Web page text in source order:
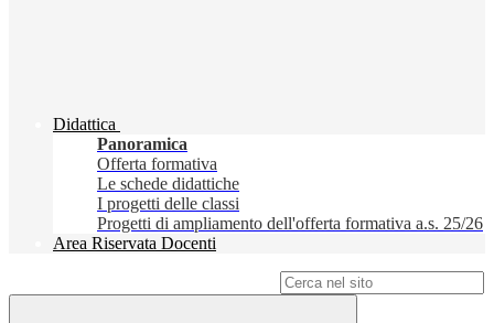
Didattica
Panoramica
Offerta formativa
Le schede didattiche
I progetti delle classi
Progetti di ampliamento dell'offerta formativa a.s. 25/26
Area Riservata Docenti